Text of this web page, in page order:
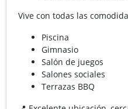
Vive con todas las
Piscina
Gimnasio
Salón de juegos
Salones sociales
Terrazas BBQ